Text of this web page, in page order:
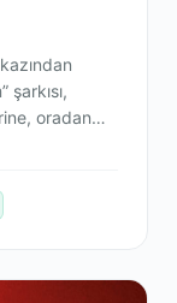
şarkısı,
oradan